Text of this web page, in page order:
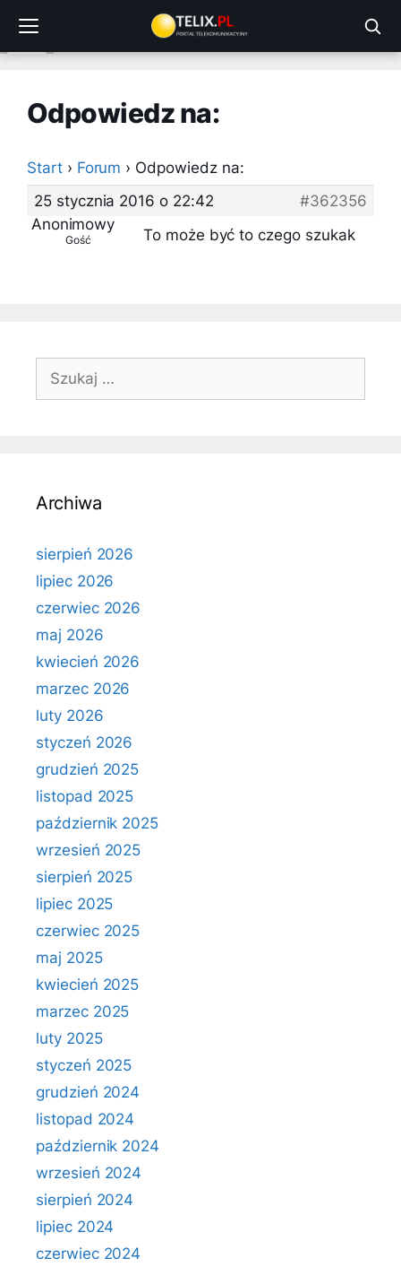
treści
Odpowiedz na:
Start › Forum › Odpowiedz na:
25 stycznia 2016 o 22:42
#362356
Anonimowy
Gość To może być to czego szukak
Szukaj:
Archiwa
sierpień 2026
lipiec 2026
czerwiec 2026
maj 2026
kwiecień 2026
marzec 2026
luty 2026
styczeń 2026
grudzień 2025
listopad 2025
październik 2025
wrzesień 2025
sierpień 2025
lipiec 2025
czerwiec 2025
maj 2025
kwiecień 2025
marzec 2025
luty 2025
styczeń 2025
grudzień 2024
listopad 2024
październik 2024
wrzesień 2024
sierpień 2024
lipiec 2024
czerwiec 2024